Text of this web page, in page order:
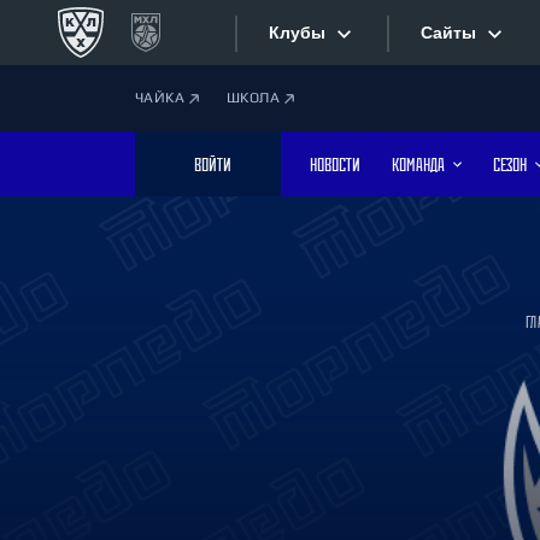
Клубы
Дивизион Боброва
Лада
Сайты
Фотобанк
ЧАЙКА ШКОЛА
ВОЙТИ НОВОСТИ КОМАНДА СЕЗОН